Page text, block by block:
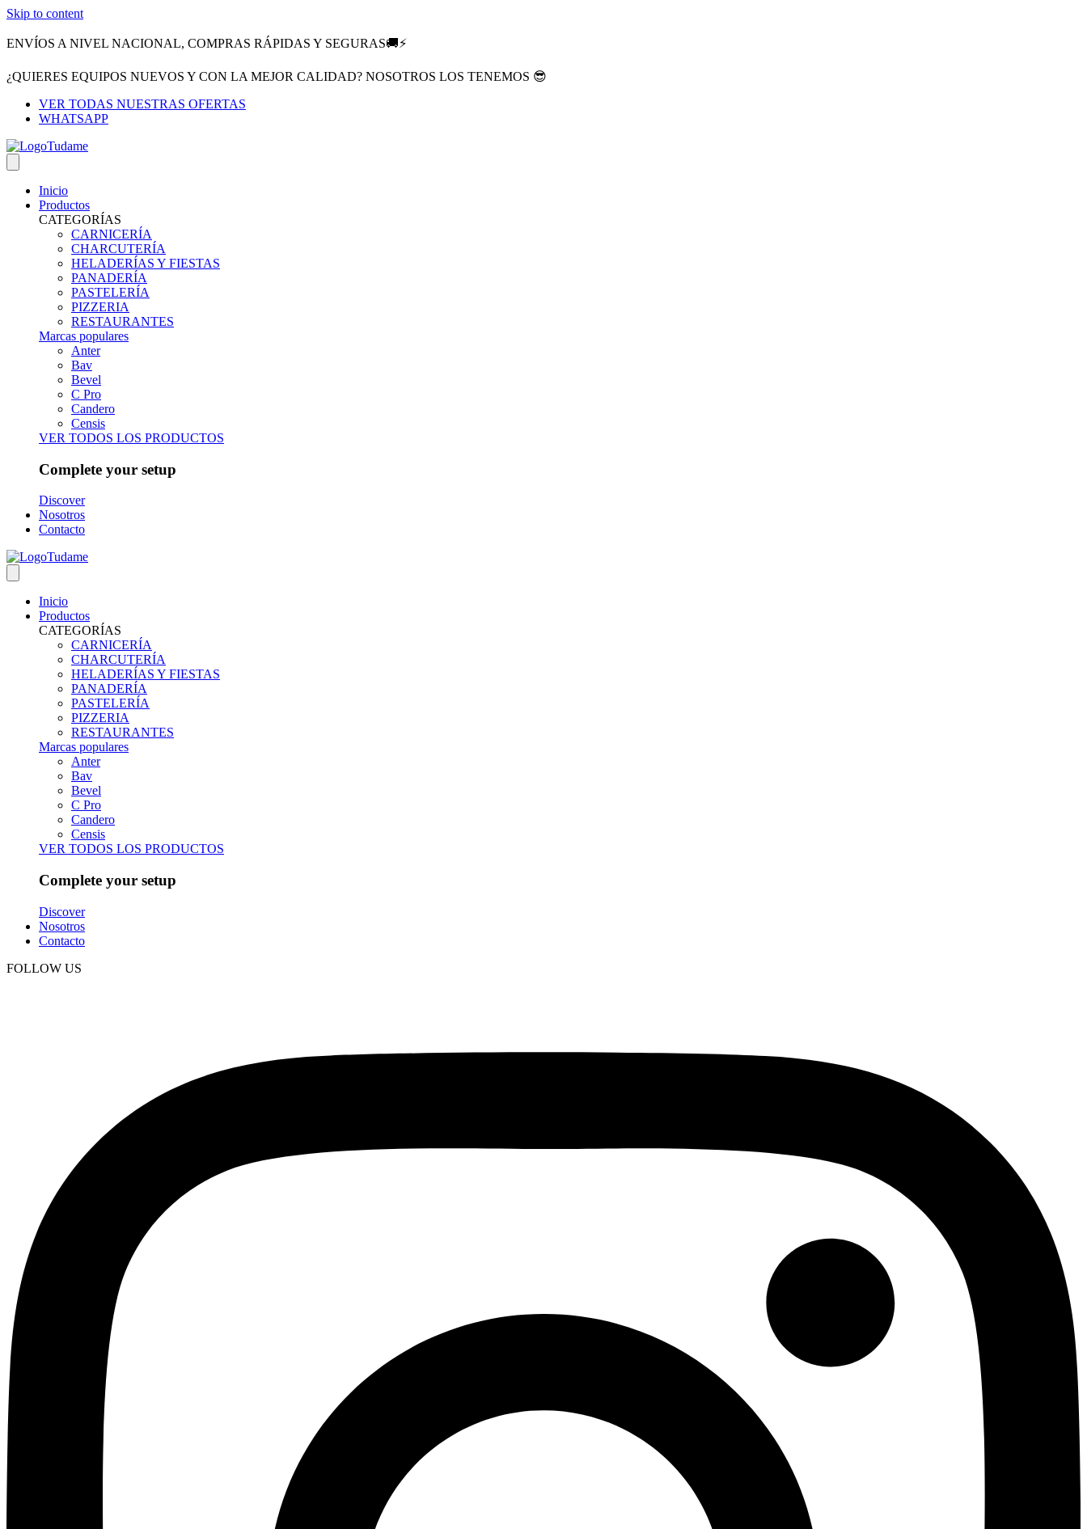
Skip to content
ENVÍOS A NIVEL NACIONAL, COMPRAS RÁPIDAS Y SEGURAS🚚⚡
¿QUIERES EQUIPOS NUEVOS Y CON LA MEJOR CALIDAD? NOSOTROS LOS TENEMOS 😎
VER TODAS NUESTRAS OFERTAS
WHATSAPP
Inicio
Productos
CATEGORÍAS
CARNICERÍA
CHARCUTERÍA
HELADERÍAS Y FIESTAS
PANADERÍA
PASTELERÍA
PIZZERIA
RESTAURANTES
Marcas populares
Anter
Bav
Bevel
C Pro
Candero
Censis
VER TODOS LOS PRODUCTOS
Complete your setup
Discover
Nosotros
Contacto
Inicio
Productos
CATEGORÍAS
CARNICERÍA
CHARCUTERÍA
HELADERÍAS Y FIESTAS
PANADERÍA
PASTELERÍA
PIZZERIA
RESTAURANTES
Marcas populares
Anter
Bav
Bevel
C Pro
Candero
Censis
VER TODOS LOS PRODUCTOS
Complete your setup
Discover
Nosotros
Contacto
FOLLOW US